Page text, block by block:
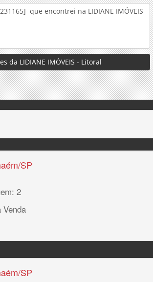
da LIDIANE IMÓVEIS - Litoral
SP
2
SP